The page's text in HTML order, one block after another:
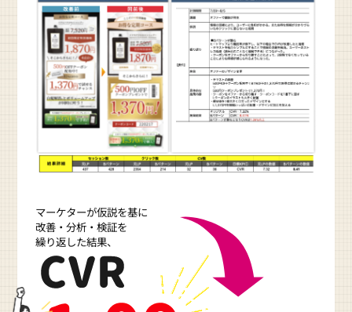
マーケターが仮説を基に
改善・分析・検証を
繰り返した結果、